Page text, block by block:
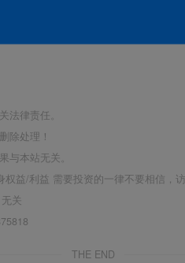
法律责任。
除处理！
与本站无关。
益/利益 需要投资的一律不要相信，访
关
THE END